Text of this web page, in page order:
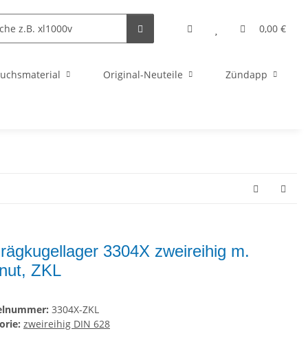
0,00 €
Original-Neuteile Zündapp
3304X zweireihig m.
ZKL
3304X-ZKL
zweireihig DIN 628